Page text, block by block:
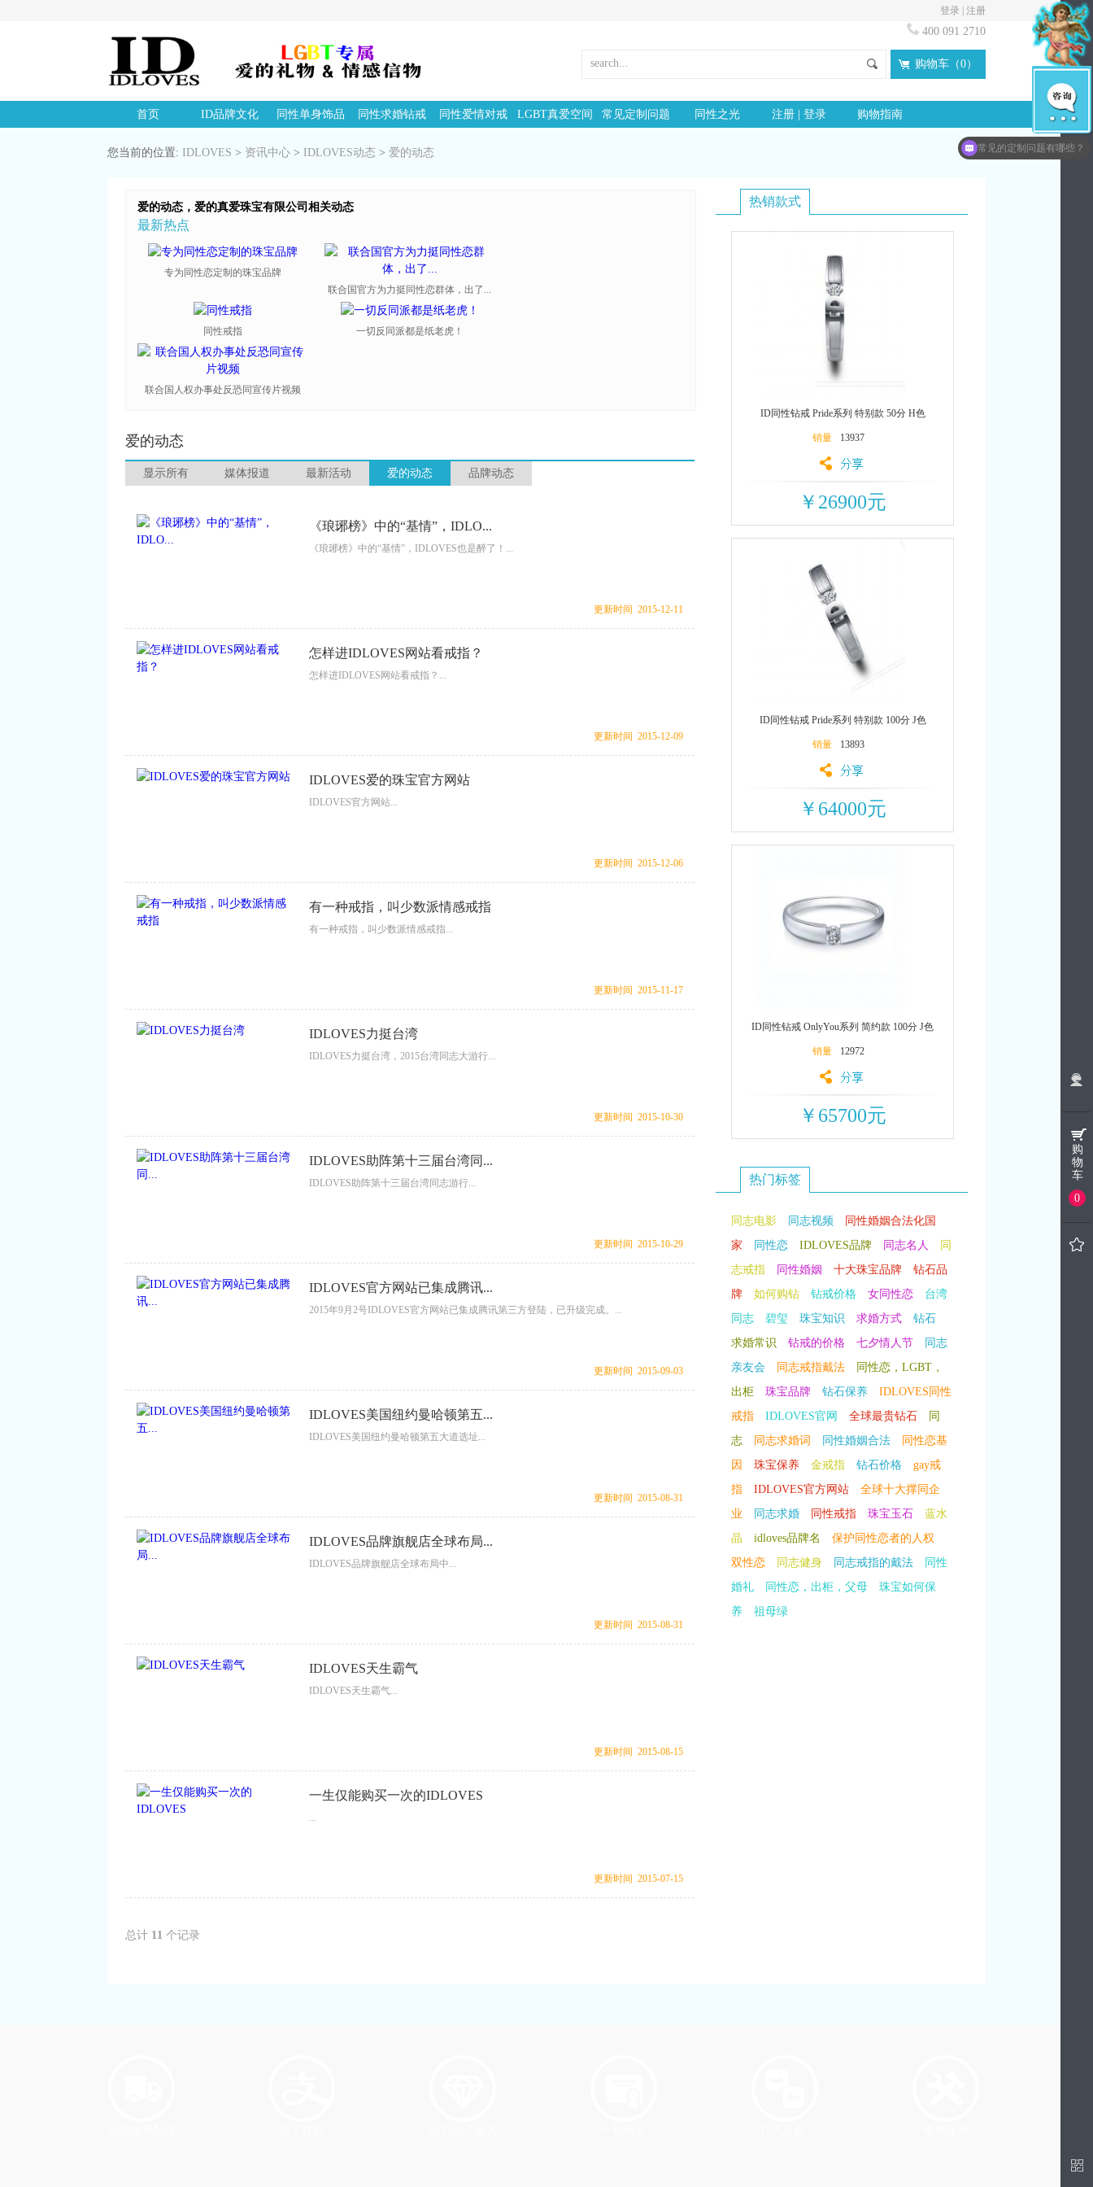
登录 注册
400 091 2710
购物车（0）
首页 ID品牌文化 同性单身饰品 同性求婚钻戒 同性爱情对戒 LGBT真爱空间 常见定制问题 同性之光 注册 | 登录 购物指南
您当前的位置: IDLOVES > 资讯中心 > IDLOVES动态 > 爱的动态
爱的动态，爱的真爱珠宝有限公司相关动态
最新热点
专为同性恋定制的珠宝品牌
联合国官方为力挺同性恋群体，出了...
同性戒指 一切反同派都是纸老虎！
联合国人权办事处反恐同宣传片视频
爱的动态
显示所有 媒体报道 最新活动 爱的动态 品牌动态
《琅琊榜》中的“基情”，IDLO...
《琅琊榜》中的“基情”，IDLOVES也是醉了！...
更新时间 2015-12-11
怎样进IDLOVES网站看戒指？
怎样进IDLOVES网站看戒指？...
更新时间 2015-12-09
IDLOVES爱的珠宝官方网站
IDLOVES官方网站...
更新时间 2015-12-06
有一种戒指，叫少数派情感戒指
有一种戒指，叫少数派情感戒指...
更新时间 2015-11-17
IDLOVES力挺台湾
IDLOVES力挺台湾，2015台湾同志大游行...
更新时间 2015-10-30
IDLOVES助阵第十三届台湾同...
IDLOVES助阵第十三届台湾同志游行...
更新时间 2015-10-29
IDLOVES官方网站已集成腾讯...
2015年9月2号IDLOVES官方网站已集成腾讯第三方登陆，已升级完成。...
更新时间 2015-09-03
IDLOVES美国纽约曼哈顿第五...
IDLOVES美国纽约曼哈顿第五大道选址...
更新时间 2015-08-31
IDLOVES品牌旗舰店全球布局...
IDLOVES品牌旗舰店全球布局中...
更新时间 2015-08-31
IDLOVES天生霸气
IDLOVES天生霸气...
更新时间 2015-08-15
一生仅能购买一次的IDLOVES
...
更新时间 2015-07-15
总计 11 个记录
热销款式
ID同性钻戒 Pride系列 特别款 50分 H色
销量 13937
￥26900元
ID同性钻戒 Pride系列 特别款 100分 J色
销量 13893
￥64000元
ID同性钻戒 OnlyYou系列 简约款 100分 J色
销量 12972
￥65700元
热门标签
同志电影 同志视频
同性婚姻合法化国
家
同性恋 IDLOVES品牌 同志名人
同
志戒指
同性婚姻 十大珠宝品牌
钻石品
牌
如何购钻 钻戒价格 女同性恋
台湾
同志
碧玺 珠宝知识 求婚方式
钻石
求婚常识
钻戒的价格 七夕情人节
同志
亲友会
同志戒指戴法
同性恋，LGBT，
出柜
珠宝品牌 钻石保养
IDLOVES同性
戒指
IDLOVES官网 全球最贵钻石
同
志
同志求婚词 同性婚姻合法
同性恋基
因
珠宝保养 金戒指 钻石价格
gay戒
指
IDLOVES官方网站
全球十大撑同企
业
同志求婚 同性戒指 珠宝玉石
蓝水
晶
idloves品牌名
保护同性恋者的人权
双性恋
同志健身 同志戒指的戴法
同性
婚礼
同性恋，出柜，父母
珠宝如何保
养
祖母绿
购
物
车
0
常见的定制问题有哪些？
想了解更多idloves信息？